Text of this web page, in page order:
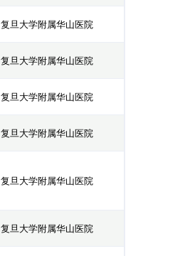
复旦大学附属华山医院
复旦大学附属华山医院
复旦大学附属华山医院
复旦大学附属华山医院
复旦大学附属华山医院
复旦大学附属华山医院